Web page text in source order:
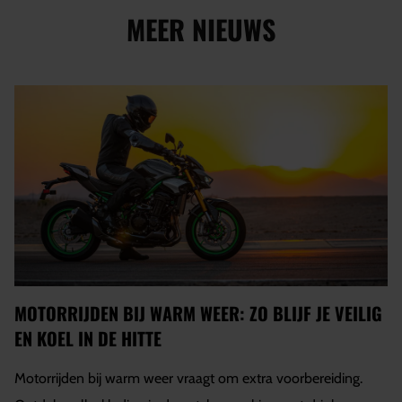
MEER NIEUWS
MOTORRIJDEN BIJ WARM WEER: ZO BLIJF JE VEILIG
EN KOEL IN DE HITTE
Motorrijden bij warm weer vraagt om extra voorbereiding.